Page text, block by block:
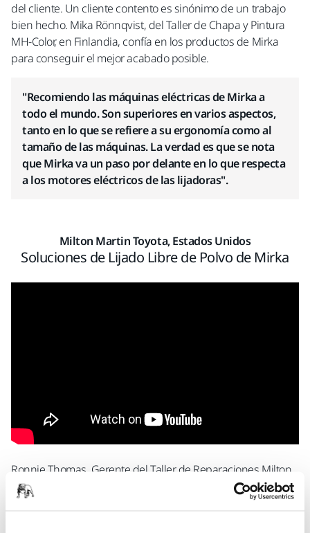
del cliente. Un cliente contento es sinónimo de un trabajo
bien hecho. Mika Rönnqvist, del Taller de Chapa y Pintura
MH-Color, en Finlandia, confía en los productos de Mirka
para conseguir el mejor acabado posible.
"Recomiendo las máquinas eléctricas de Mirka a
todo el mundo. Son superiores en varios aspectos,
tanto en lo que se refiere a su ergonomía como al
tamaño de las máquinas. La verdad es que se nota
que Mirka va un paso por delante en lo que respecta
a los motores eléctricos de las lijadoras".
Milton Martin Toyota, Estados Unidos
Soluciones de Lijado Libre de Polvo de Mirka
Ronnie Thomas, Gerente del Taller de Reparaciones Milton
Martin Toyota, nos contó cómo el cambio a la solución de
lijado libre de polvo de Mirka les ahorra tiempo y dinero.